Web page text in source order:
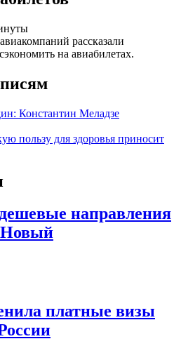
рассказали
на авиабилетах.
Константин Меладзе
пользу для здоровья приносит
направления
Новый
платные визы